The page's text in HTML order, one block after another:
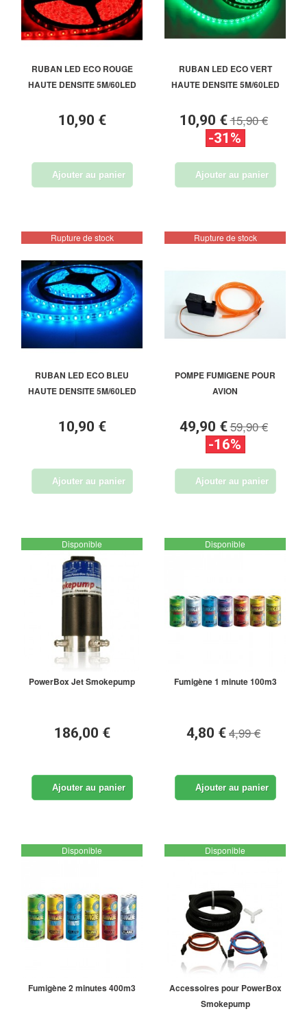
RUBAN LED ECO ROUGE
HAUTE DENSITE 5M/60LED
10,90 €
Ajouter au panier
RUBAN LED ECO VERT
HAUTE DENSITE 5M/60LED
10,90 €15,90 €
-31%
Ajouter au panier
Rupture de stock
RUBAN LED ECO BLEU
HAUTE DENSITE 5M/60LED
10,90 €
Ajouter au panier
Rupture de stock
POMPE FUMIGENE POUR
AVION
49,90 €59,90 €
-16%
Ajouter au panier
Disponible
PowerBox Jet Smokepump
186,00 €
Ajouter au panier
Disponible
Fumigène 1 minute 100m3
4,80 €4,99 €
Ajouter au panier
Disponible
Fumigène 2 minutes 400m3
Disponible
Accessoires pour PowerBox
Smokepump